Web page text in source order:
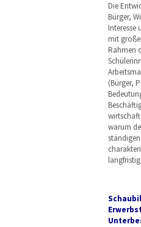
Die
Bürger,
Interesse
mit
Rahmen
(Bürger,
warum